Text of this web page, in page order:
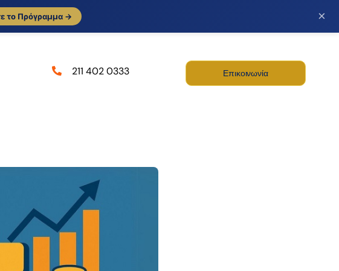
το Πρόγραμμα → ×
Υποβολή και
Διαχείριση ΕΣΠΑ
Το γραφείο μας είναι σε
θέση να ανταπεξέλθει σε
211 402 0333 Επικοινωνία